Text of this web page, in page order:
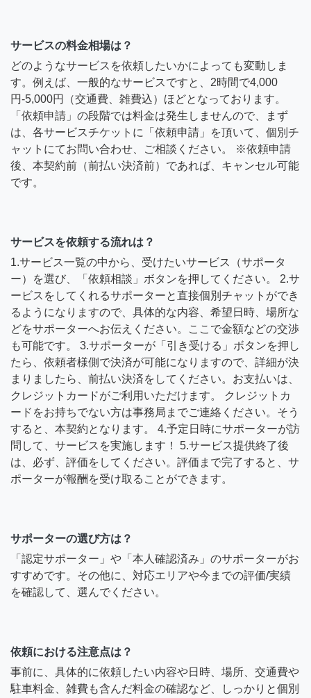
サービスの料金相場は？
どのようなサービスを依頼したいかによっても変動しま
す。例えば、一般的なサービスですと、2時間で4,000
円-5,000円（交通費、雑費込）ほどとなっております。
「依頼申請」の段階では料金は発生しませんので、まず
は、各サービスチケットに「依頼申請」を頂いて、個別チ
ャットにてお問い合わせ、ご相談ください。 ※依頼申請
後、本契約前（前払い決済前）であれば、キャンセル可能
です。
サービスを依頼する流れは？
1.サービス一覧の中から、受けたいサービス（サポータ
ー）を選び、「依頼相談」ボタンを押してください。 2.サ
ービスをしてくれるサポーターと直接個別チャットができ
るようになりますので、具体的な内容、希望日時、場所な
どをサポーターへお伝えください。ここで金額などの交渉
も可能です。 3.サポーターが「引き受ける」ボタンを押し
たら、依頼者様側で決済が可能になりますので、詳細が決
まりましたら、前払い決済をしてください。お支払いは、
クレジットカードがご利用いただけます。 クレジットカ
ードをお持ちでない方は事務局までご連絡ください。そう
すると、本契約となります。 4.予定日時にサポーターが訪
問して、サービスを実施します！ 5.サービス提供終了後
は、必ず、評価をしてください。評価まで完了すると、サ
ポーターが報酬を受け取ることができます。
サポーターの選び方は？
「認定サポーター」や「本人確認済み」のサポーターがお
すすめです。その他に、対応エリアや今までの評価/実績
を確認して、選んでください。
依頼における注意点は？
事前に、具体的に依頼したい内容や日時、場所、交通費や
駐車料金、雑費も含んだ料金の確認など、しっかりと個別